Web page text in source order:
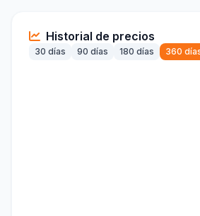
Historial de precios
30 días 90 días 180 días 360